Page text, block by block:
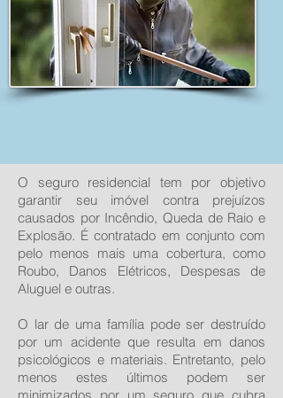
O seguro residencial tem por objetivo
garantir seu imóvel contra prejuízos
causados por Incêndio, Queda de Raio e
Explosão. É contratado em conjunto com
pelo menos mais uma cobertura, como
Roubo, Danos Elétricos, Despesas de
Aluguel e outras.
O lar de uma família pode ser destruído
por um acidente que resulta em danos
psicológicos e materiais. Entretanto, pelo
menos estes últimos podem ser